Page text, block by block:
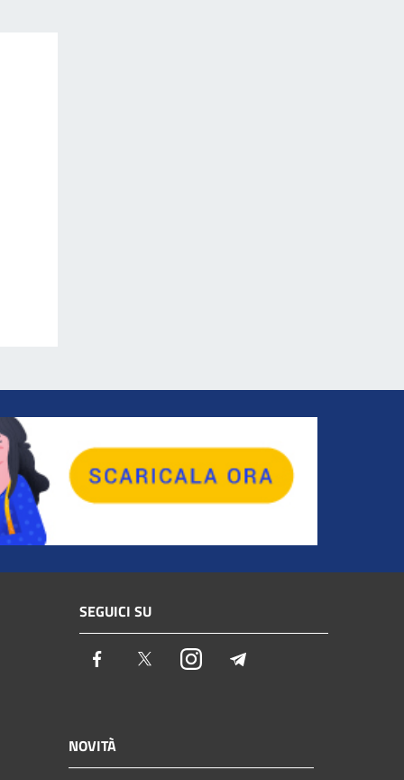
SEGUICI SU
Facebook TwitterInstagram
NOVITÀ